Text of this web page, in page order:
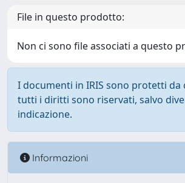
File in questo prodotto:
Non ci sono file associati a questo
I documenti in IRIS sono protetti da
tutti i diritti sono riservati, salvo
indicazione.
Informazioni